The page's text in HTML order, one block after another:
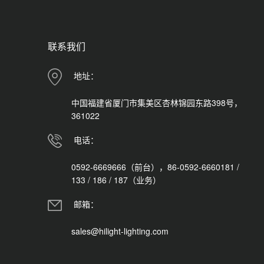
联系我们
地址：
中国福建省厦门市集美区杏林锦园东路398号，
361022
电话：
0592-6669666（前台），86-0592-6660181 /
133 / 186 / 187（业务）
邮箱：
sales@hilight-lighting.com